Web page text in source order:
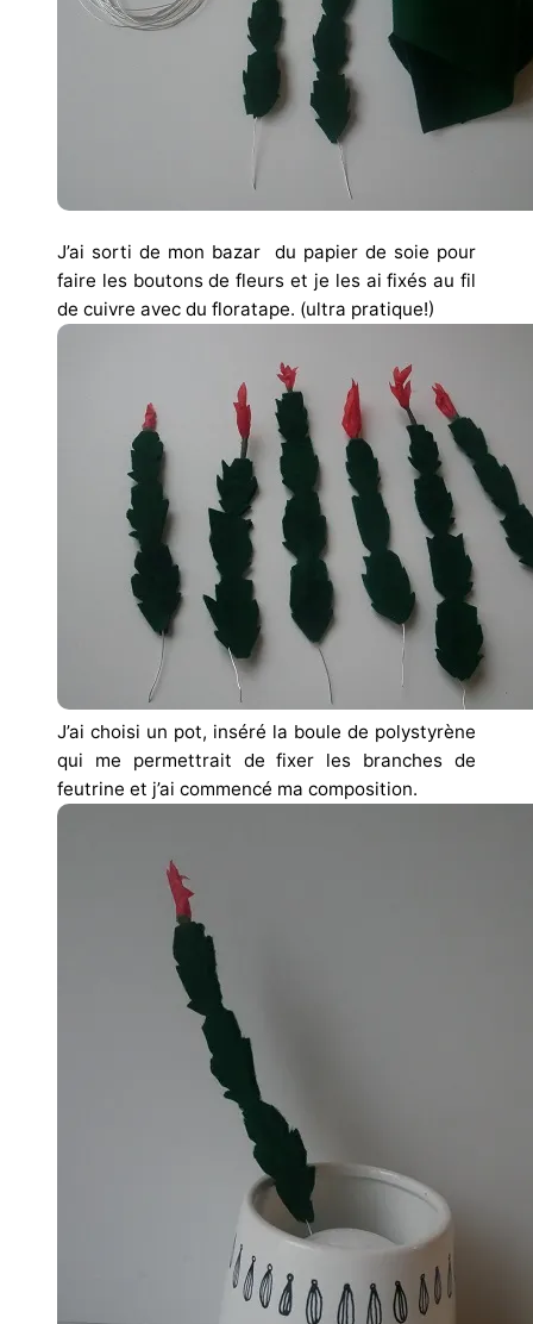
J’ai sorti de mon bazar du papier de soie pour
faire les boutons de fleurs et je les ai fixés au fil
de cuivre avec du floratape. (ultra pratique!)
J’ai choisi un pot, inséré la boule de polystyrène
qui me permettrait de fixer les branches de
feutrine et j’ai commencé ma composition.